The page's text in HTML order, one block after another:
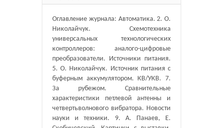
Оглавление журнала: Автоматика. 2. О.
Николайчук. Схемотехника
универсальных технологических
контроллеров: аналого-цифровые
преобразователи. Источники питания.
5. О. Николайчук. Источник питания с
буферным аккумулятором. КВ/УКВ. 7.
За рубежом. Сравнительные
характеристики петлевой антенны и
четвертьволнового вибратора. Новости
науки и техники. 9. А. Панаев, Е.